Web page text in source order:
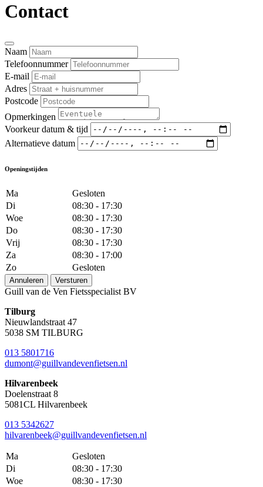
Contact
Naam
Telefoonnummer
E-mail
Adres
Postcode
Opmerkingen
Voorkeur datum & tijd
Alternatieve datum
Openingstijden
Ma
Gesloten
Di
08:30 - 17:30
Woe
08:30 - 17:30
Do
08:30 - 17:30
Vrij
08:30 - 17:30
Za
08:30 - 17:00
Zo
Gesloten
Annuleren Versturen
Guill van de Ven Fietsspecialist BV
Tilburg
Nieuwlandstraat 47
5038 SM TILBURG
013 5801716
dumont@guillvandevenfietsen.nl
Hilvarenbeek
Doelenstraat 8
5081CL Hilvarenbeek
013 5342627
hilvarenbeek@guillvandevenfietsen.nl
Ma
Gesloten
Di
08:30 - 17:30
Woe
08:30 - 17:30